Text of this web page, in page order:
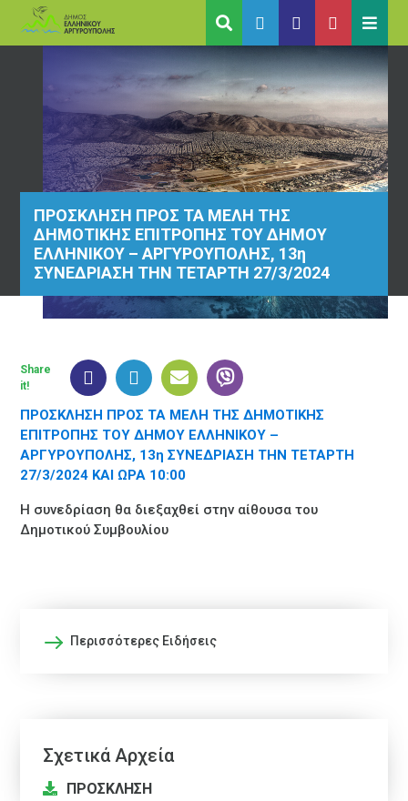
ΠΡΟΣΚΛΗΣΗ ΠΡΟΣ ΤΑ ΜΕΛΗ ΤΗΣ
ΔΗΜΟΤΙΚΗΣ ΕΠΙΤΡΟΠΗΣ ΤΟΥ ΔΗΜΟΥ
ΕΛΛΗΝΙΚΟΥ – ΑΡΓΥΡΟΥΠΟΛΗΣ, 13η
ΣΥΝΕΔΡΙΑΣΗ ΤΗΝ ΤΕΤΑΡΤΗ 27/3/2024
ΠΡΟΣΚΛΗΣΗ ΠΡΟΣ ΤΑ ΜΕΛΗ ΤΗΣ ΔΗΜΟΤΙΚΗΣ
ΕΠΙΤΡΟΠΗΣ ΤΟΥ ΔΗΜΟΥ ΕΛΛΗΝΙΚΟΥ –
ΑΡΓΥΡΟΥΠΟΛΗΣ, 13η ΣΥΝΕΔΡΙΑΣΗ ΤΗΝ ΤΕΤΑΡΤΗ
27/3/2024 ΚΑΙ ΩΡΑ 10:00
Η συνεδρίαση θα διεξαχθεί στην αίθουσα του
Δημοτικού Συμβουλίου
Share
it!
Περισσότερες Ειδήσεις
Σχετικά Αρχεία
ΠΡΟΣΚΛΗΣΗ